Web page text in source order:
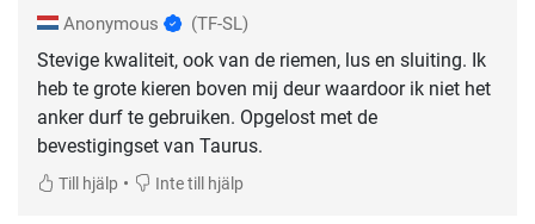
Anonymous (TF-SL)
Stevige kwaliteit, ook van de riemen, lus en sluiting. Ik
heb te grote kieren boven mij deur waardoor ik niet het
anker durf te gebruiken. Opgelost met de
bevestigingset van Taurus.
Till hjälp • Inte till hjälp